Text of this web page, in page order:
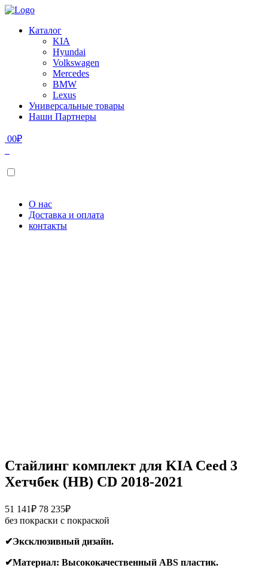
Каталог
KIA
Hyundai
Volkswagen
Mercedes
BMW
Lexus
Универсальные товары
Наши Партнеры
00₽
О нас
Доставка и оплата
контакты
Стайлинг комплект для KIA Ceed 3
Хетчбек (HB) CD 2018-2021
51 141₽ 78 235₽Диапазон
цен:
141₽
78
без покраски с покраской
✔Эксклюзивный дизайн.
✔Материал: Высококачественный ABS пластик.